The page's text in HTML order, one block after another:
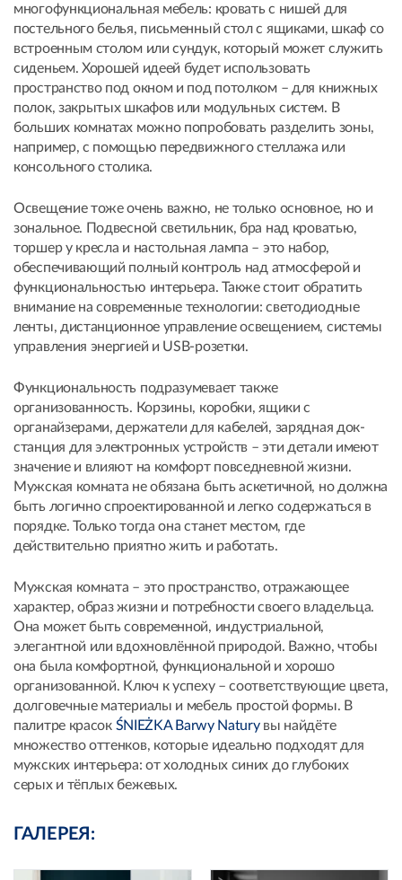
многофункциональная мебель: кровать с нишей для
постельного белья, письменный стол с ящиками, шкаф со
встроенным столом или сундук, который может служить
сиденьем. Хорошей идеей будет использовать
пространство под окном и под потолком – для книжных
полок, закрытых шкафов или модульных систем. В
больших комнатах можно попробовать разделить зоны,
например, с помощью передвижного стеллажа или
консольного столика.
Освещение тоже очень важно, не только основное, но и
зональное. Подвесной светильник, бра над кроватью,
торшер у кресла и настольная лампа – это набор,
обеспечивающий полный контроль над атмосферой и
функциональностью интерьера. Также стоит обратить
внимание на современные технологии: светодиодные
ленты, дистанционное управление освещением, системы
управления энергией и USB-розетки.
Функциональность подразумевает также
организованность. Корзины, коробки, ящики с
органайзерами, держатели для кабелей, зарядная док-
станция для электронных устройств – эти детали имеют
значение и влияют на комфорт повседневной жизни.
Мужская комната не обязана быть аскетичной, но должна
быть логично спроектированной и легко содержаться в
порядке. Только тогда она станет местом, где
действительно приятно жить и работать.
Мужская комната – это пространство, отражающее
характер, образ жизни и потребности своего владельца.
Она может быть современной, индустриальной,
элегантной или вдохновлённой природой. Важно, чтобы
она была комфортной, функциональной и хорошо
организованной. Ключ к успеху – соответствующие цвета,
долговечные материалы и мебель простой формы. В
палитре красок ŚNIEŻKA Barwy Naturyвы найдёте
множество оттенков, которые идеально подходят для
мужских интерьера: от холодных синих до глубоких
серых и тёплых бежевых.
ГАЛЕРЕЯ: